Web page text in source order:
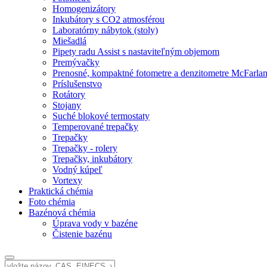
Homogenizátory
Inkubátory s CO2 atmosférou
Laboratórny nábytok (stoly)
Miešadlá
Pipety radu Assist s nastaviteľným objemom
Premývačky
Prenosné, kompaktné fotometre a denzitometre
Príslušenstvo
Rotátory
Stojany
Suché blokové termostaty
Temperované trepačky
Trepačky
Trepačky - rolery
Trepačky, inkubátory
Vodný kúpeľ
Vortexy
Praktická chémia
Foto chémia
Bazénová chémia
Úprava vody v bazéne
Čistenie bazénu